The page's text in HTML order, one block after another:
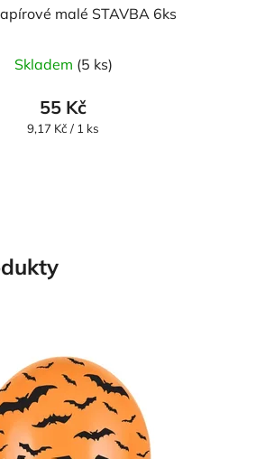
malé STAVBA 6ks
Skladem (5 ks)
55 Kč
Měrná
9,17 Kč / 1 ks